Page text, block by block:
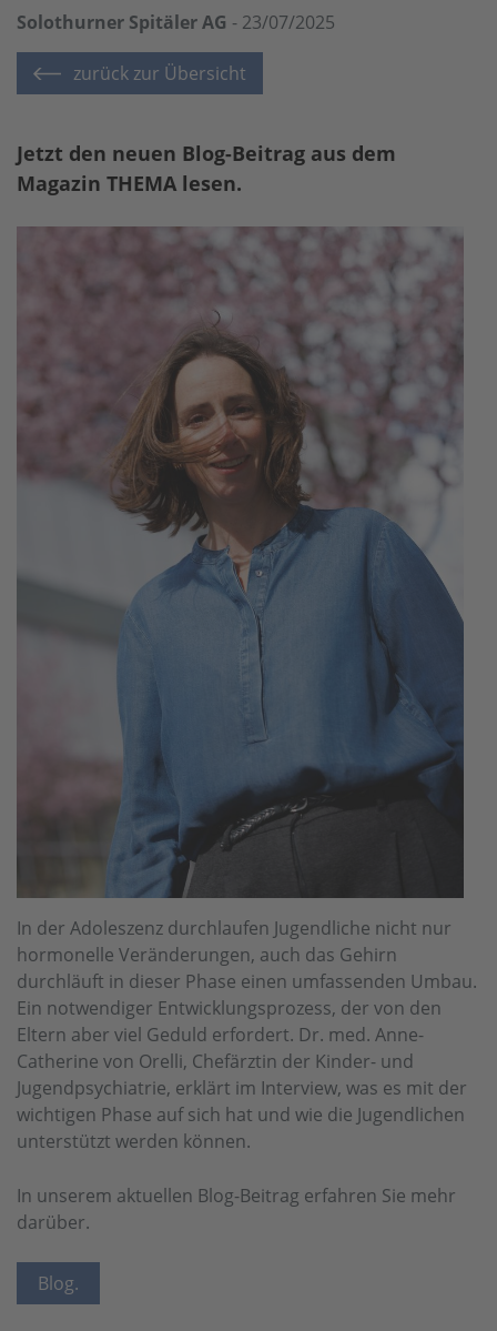
Solothurner Spitäler AG - 23/07/2025
zurück zur Übersicht
Jetzt den neuen Blog-Beitrag aus dem
Magazin THEMA lesen.
In der Adoleszenz durchlaufen Jugendliche nicht nur
hormonelle Veränderungen, auch das Gehirn
durchläuft in dieser Phase einen umfassen­den Umbau.
Ein notwendiger Entwicklungsprozess, der von den
Eltern aber viel Geduld erfordert. Dr. med. Anne-
Catherine von Orelli, Chefärztin der Kinder- und
Jugendpsychiatrie, erklärt im Interview, was es mit der
wichtigen Phase auf sich hat und wie die Jugendlichen
unterstützt werden können.
In unserem aktuellen Blog-Beitrag erfahren Sie mehr
darüber.
Blog.